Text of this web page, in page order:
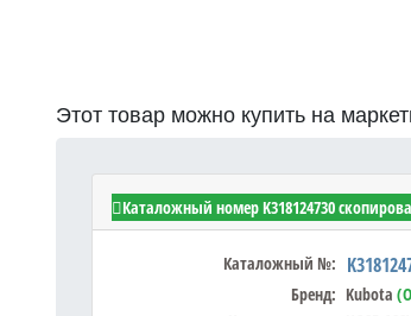
Этот товар можно купить на
Kubota K318124730 -
Каталожный №:
Бренд: Kubota
Каталожный номер K318124730